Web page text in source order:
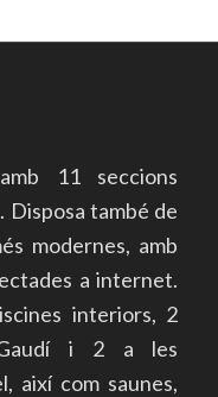
11 seccions
Disposa també de
modernes, amb
a internet.
interiors, 2
i 2 a les
així com saunes,